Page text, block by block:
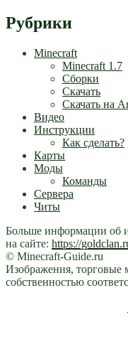
Рубрики
Minecraft
Minecraft 1.7
Сборки
Скачать
Скачать на
Видео
Инструкции
Как сделать?
Карты
Моды
Команды
Сервера
Читы
Больше информации об
на сайте: https://
© Minecraft-Guide.ru
Изображения, торговые
собственностью